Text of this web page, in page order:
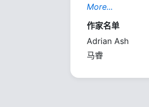
More...
作家名单
Adrian Ash
马睿